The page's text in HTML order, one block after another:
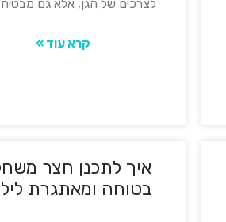
לצרכים של הגן, אלא גם מבטיח
קרא עוד »
איך לתכנן חצר
בטוחה ומאתגרת